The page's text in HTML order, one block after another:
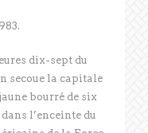
dix-sept du
secoue la capitale
bourré de six
l’enceinte du